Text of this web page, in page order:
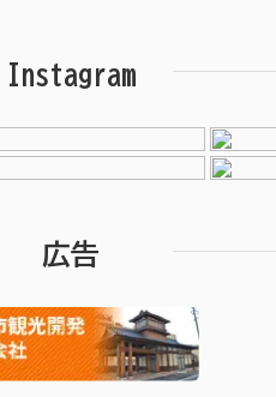
Instagram
広告